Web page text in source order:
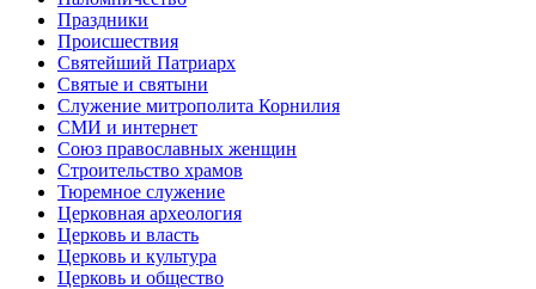
Праздники
Происшествия
Святейший Патриарх
Святые и святыни
Служение митрополита Корнилия
СМИ и интернет
Союз православных женщин
Строительство храмов
Тюремное служение
Церковная археология
Церковь и власть
Церковь и культура
Церковь и общество